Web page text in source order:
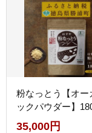
粉なっとう【オー
ックパウダー】
35,000円